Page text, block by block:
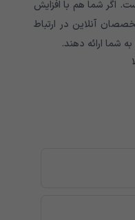
اگر شما هم با افزایش
آنلاین در ارتباط
شما ارائه دهند.
چاقی هستند.